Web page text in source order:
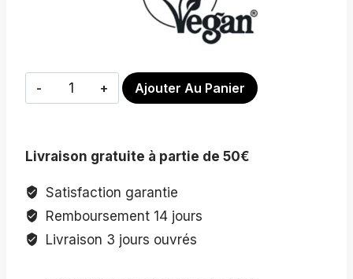
quantité
de
Format
Voyage
Ajouter Au Panier
Livraison gratuite à partie de 50€
Satisfaction garantie
Remboursement 14 jours
Livraison 3 jours ouvrés